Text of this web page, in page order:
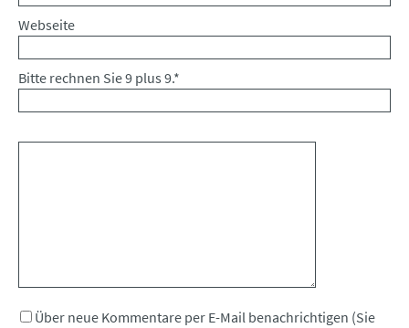
Webseite
Bitte rechnen Sie 9 plus 9.*
Über neue Kommentare per E-Mail benachrichtigen (Sie